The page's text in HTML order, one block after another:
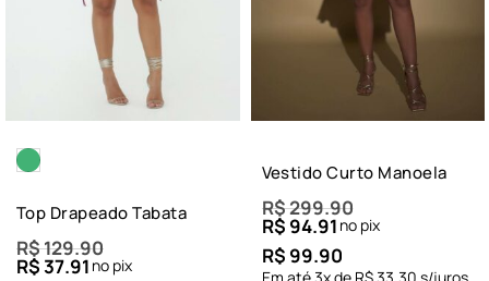
Top Drapeado Tabata
R$129.90
R$37.91 no pix
Vestido Curto Manoela
R$299.90
R$ 94.91 no pix
R$ 99.90